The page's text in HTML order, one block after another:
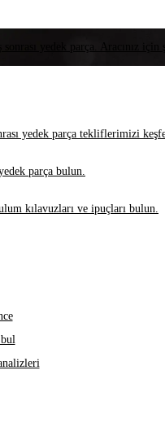
yedek parça. Aracınız
yedek parça tekliflerimizi
parça bulun.
kılavuzları ve ipuçları bulun.